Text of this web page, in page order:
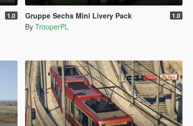
1.0 Gruppe Sechs Mini Livery Pack 1.0
By TrooperPL